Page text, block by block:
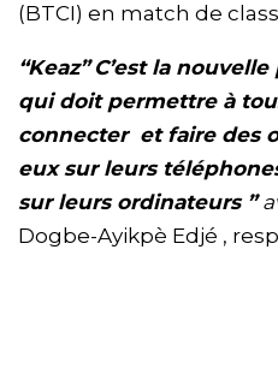
(BTCI) en match de
“Keaz” C’est la
qui doit permettre à
connecter et faire des
eux sur leurs
sur leurs ordinateurs ”
Dogbe-Ayikpè Edjé ,